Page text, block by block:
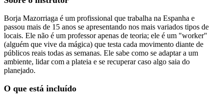
Borja Mazorriaga é um profissional que trabalha na Espanha e
passou mais de 15 anos se apresentando nos mais variados tipos de
locais. Ele não é um professor apenas de teoria; ele é um "worker"
(alguém que vive da mágica) que testa cada movimento diante de
públicos reais todas as semanas. Ele sabe como se adaptar a um
ambiente, lidar com a plateia e se recuperar caso algo saia do
planejado.
O que está incluído